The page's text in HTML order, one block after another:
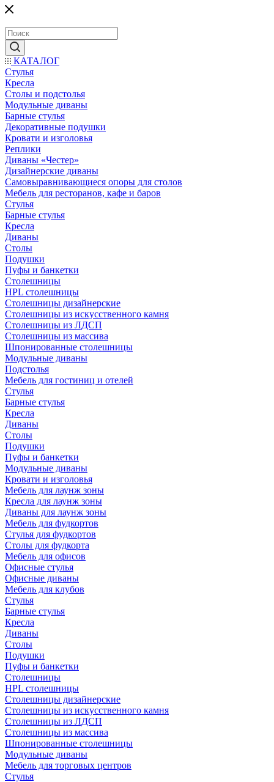
КАТАЛОГ
Стулья
Кресла
Столы и подстолья
Модульные диваны
Барные стулья
Декоративные подушки
Кровати и изголовья
Реплики
Диваны «Честер»
Дизайнерские диваны
Самовыравнивающиеся опоры для столов
Мебель для ресторанов, кафе и баров
Стулья
Барные стулья
Кресла
Диваны
Столы
Подушки
Пуфы и банкетки
Столешницы
HPL столешницы
Столешницы дизайнерские
Столешницы из искусственного камня
Столешницы из ЛДСП
Столешницы из массива
Шпонированные столешницы
Модульные диваны
Подстолья
Мебель для гостиниц и отелей
Стулья
Барные стулья
Кресла
Диваны
Столы
Подушки
Пуфы и банкетки
Модульные диваны
Кровати и изголовья
Мебель для лаунж зоны
Кресла для лаунж зоны
Диваны для лаунж зоны
Мебель для фудкортов
Стулья для фудкортов
Столы для фудкорта
Мебель для офисов
Офисные стулья
Офисные диваны
Мебель для клубов
Стулья
Барные стулья
Кресла
Диваны
Столы
Подушки
Пуфы и банкетки
Столешницы
HPL столешницы
Столешницы дизайнерские
Столешницы из искусственного камня
Столешницы из ЛДСП
Столешницы из массива
Шпонированные столешницы
Модульные диваны
Мебель для торговых центров
Стулья